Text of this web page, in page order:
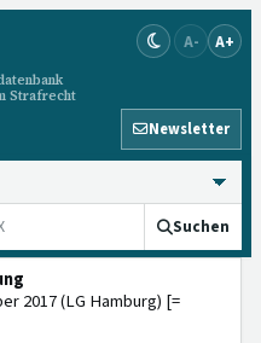
Strafrecht
A- A+
Newsletter
Suchen
2017 (LG Hamburg) [=